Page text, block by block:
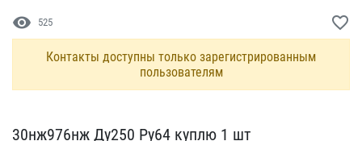
visibility 525 favorite_border
Контакты доступны только зарегистрированным
пользователям
30нж976нж Ду250 Ру64 куп​лю 1 шт